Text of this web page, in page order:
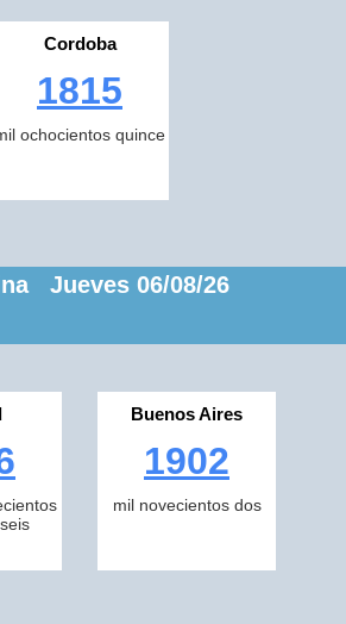
Cordoba
1815
ochocientos quince
Jueves 06/08/26
Buenos Aires
1902
mil novecientos dos